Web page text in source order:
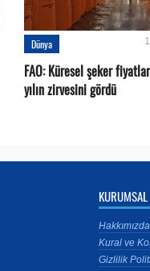
Dünya
FAO: Küresel şeker
yılın zirvesini gördü
KURUMSAL
Hakkımızda
Kural ve
Gizlilik